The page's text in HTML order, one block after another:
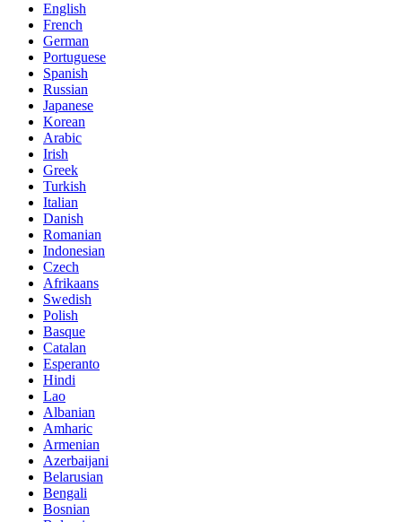
English
French
German
Portuguese
Spanish
Russian
Japanese
Korean
Arabic
Irish
Greek
Turkish
Italian
Danish
Romanian
Indonesian
Czech
Afrikaans
Swedish
Polish
Basque
Catalan
Esperanto
Hindi
Lao
Albanian
Amharic
Armenian
Azerbaijani
Belarusian
Bengali
Bosnian